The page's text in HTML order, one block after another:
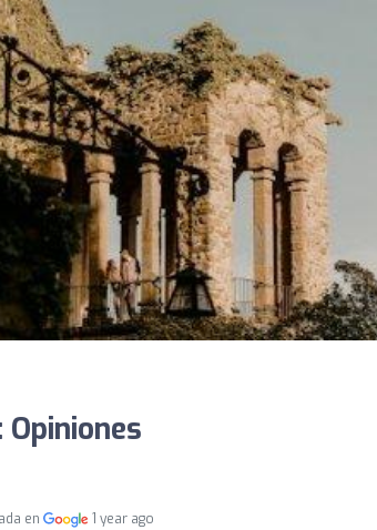
Opiniones
en 1 year ago